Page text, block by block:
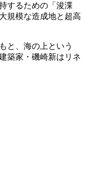
するための「浚渫
規模な造成地と超高
と、海の上という
築家・磯崎新はリネ